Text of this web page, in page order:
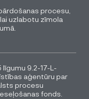
procesu,
uzlabotu zīmola
līgumu 9.2-17-L-
aģentūru par
procesu
fonds.